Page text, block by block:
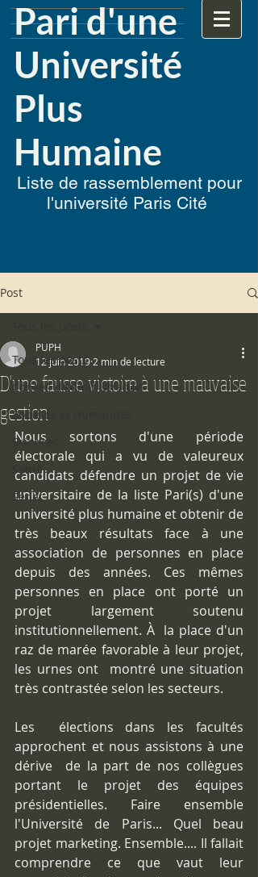
Liste de rassemblement pour
l'université Paris Cité
Pari d'une
Université
Plus
Humaine
Post
Tous les posts
Conseil d'administration
Sociétés et Humanités
Sciences
Santé
Sénat
D'une fausse victoire à une mauvaise
gestion
PUPH
12 juin 2019 2 min de lecture
Nous sortons d'une période
électorale qui a vu de valeureux
candidats défendre un projet de vie
universitaire de la liste Pari(s) d'une
université plus humaine et obtenir de
très beaux résultats face à une
association de personnes en place
depuis des années. Ces mêmes
personnes en place ont porté un
projet largement soutenu
institutionnellement. À  la place d'un
raz de marée favorable à leur projet,
les urnes ont  montré une situation
très contrastée selon les secteurs.
Les  élections dans les facultés
approchent et nous assistons à une
dérive  de la part de nos collègues
portant le projet des équipes
présidentielles. Faire ensemble
l'Université de Paris... Quel beau
projet marketing. Ensemble.... Il fallait
comprendre ce que vaut leur